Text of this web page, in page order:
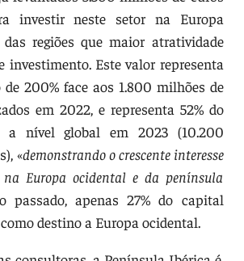
investir neste setor na Europa
regiões que maior atratividade
investimento. Este valor representa
200% face aos 1.800 milhões de
em 2022, e representa 52% do
a nível global em 2023 (10.200
«demonstrando o crescente interesse
Europa ocidental e da península
passado, apenas 27% do capital
destino a Europa ocidental.